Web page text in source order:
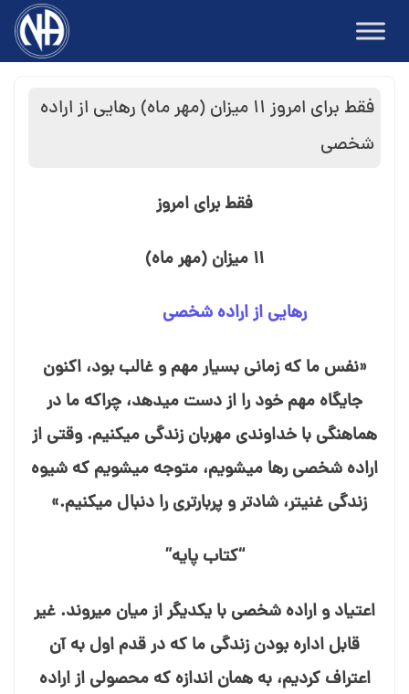
content
فقط برای امروز ۱۱ میزان (مهر ماه) رهایی از اراده
شخصی
فقط برای امروز
۱۱ میزان (مهر ماه)
رهایی از اراده شخصی
«نفس ما که زمانی بسیار مهم و غالب بود، اکنون
جایگاه مهم خود را از دست می⁯دهد، چراکه ما در
هماهنگی با خداوندی مهربان زندگی می⁯کنیم. وقتی از
اراده شخصی رها می⁯شویم، متوجه می⁯شویم که شیوه
زندگی غنی⁯تر، شاد⁯تر و پربارتری را دنبال می⁯کنیم.»
“کتاب پایه”
اعتیاد و اراده شخصی با یکدیگر از میان می⁯روند. غیر
قابل اداره بودن زندگی ما که در قدم اول به آن
اعتراف کردیم، به همان اندازه که محصولی از اراده